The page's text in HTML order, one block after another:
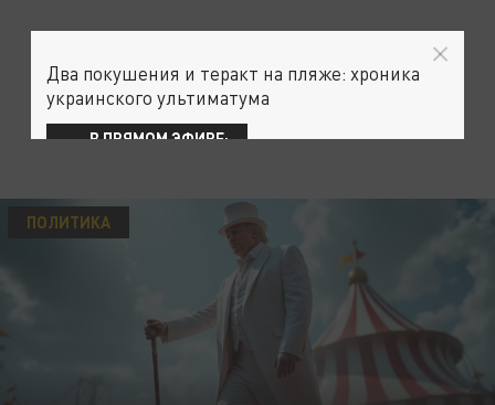
ПОЛИТИКА
Два покушения и теракт на пляже: хроника
украинского ультиматума
В ПРЯМОМ ЭФИРЕ: